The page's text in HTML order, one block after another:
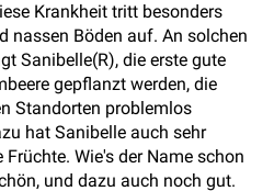
Krankheit tritt besonders
nassen Böden auf. An solchen
Sanibelle(R), die erste gute
gepflanzt werden, die
Standorten problemlos
hat Sanibelle auch sehr
Wie's der Name schon
und dazu auch noch gut.